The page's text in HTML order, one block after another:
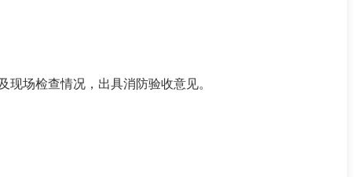
场检查情况，出具消防验收意见。